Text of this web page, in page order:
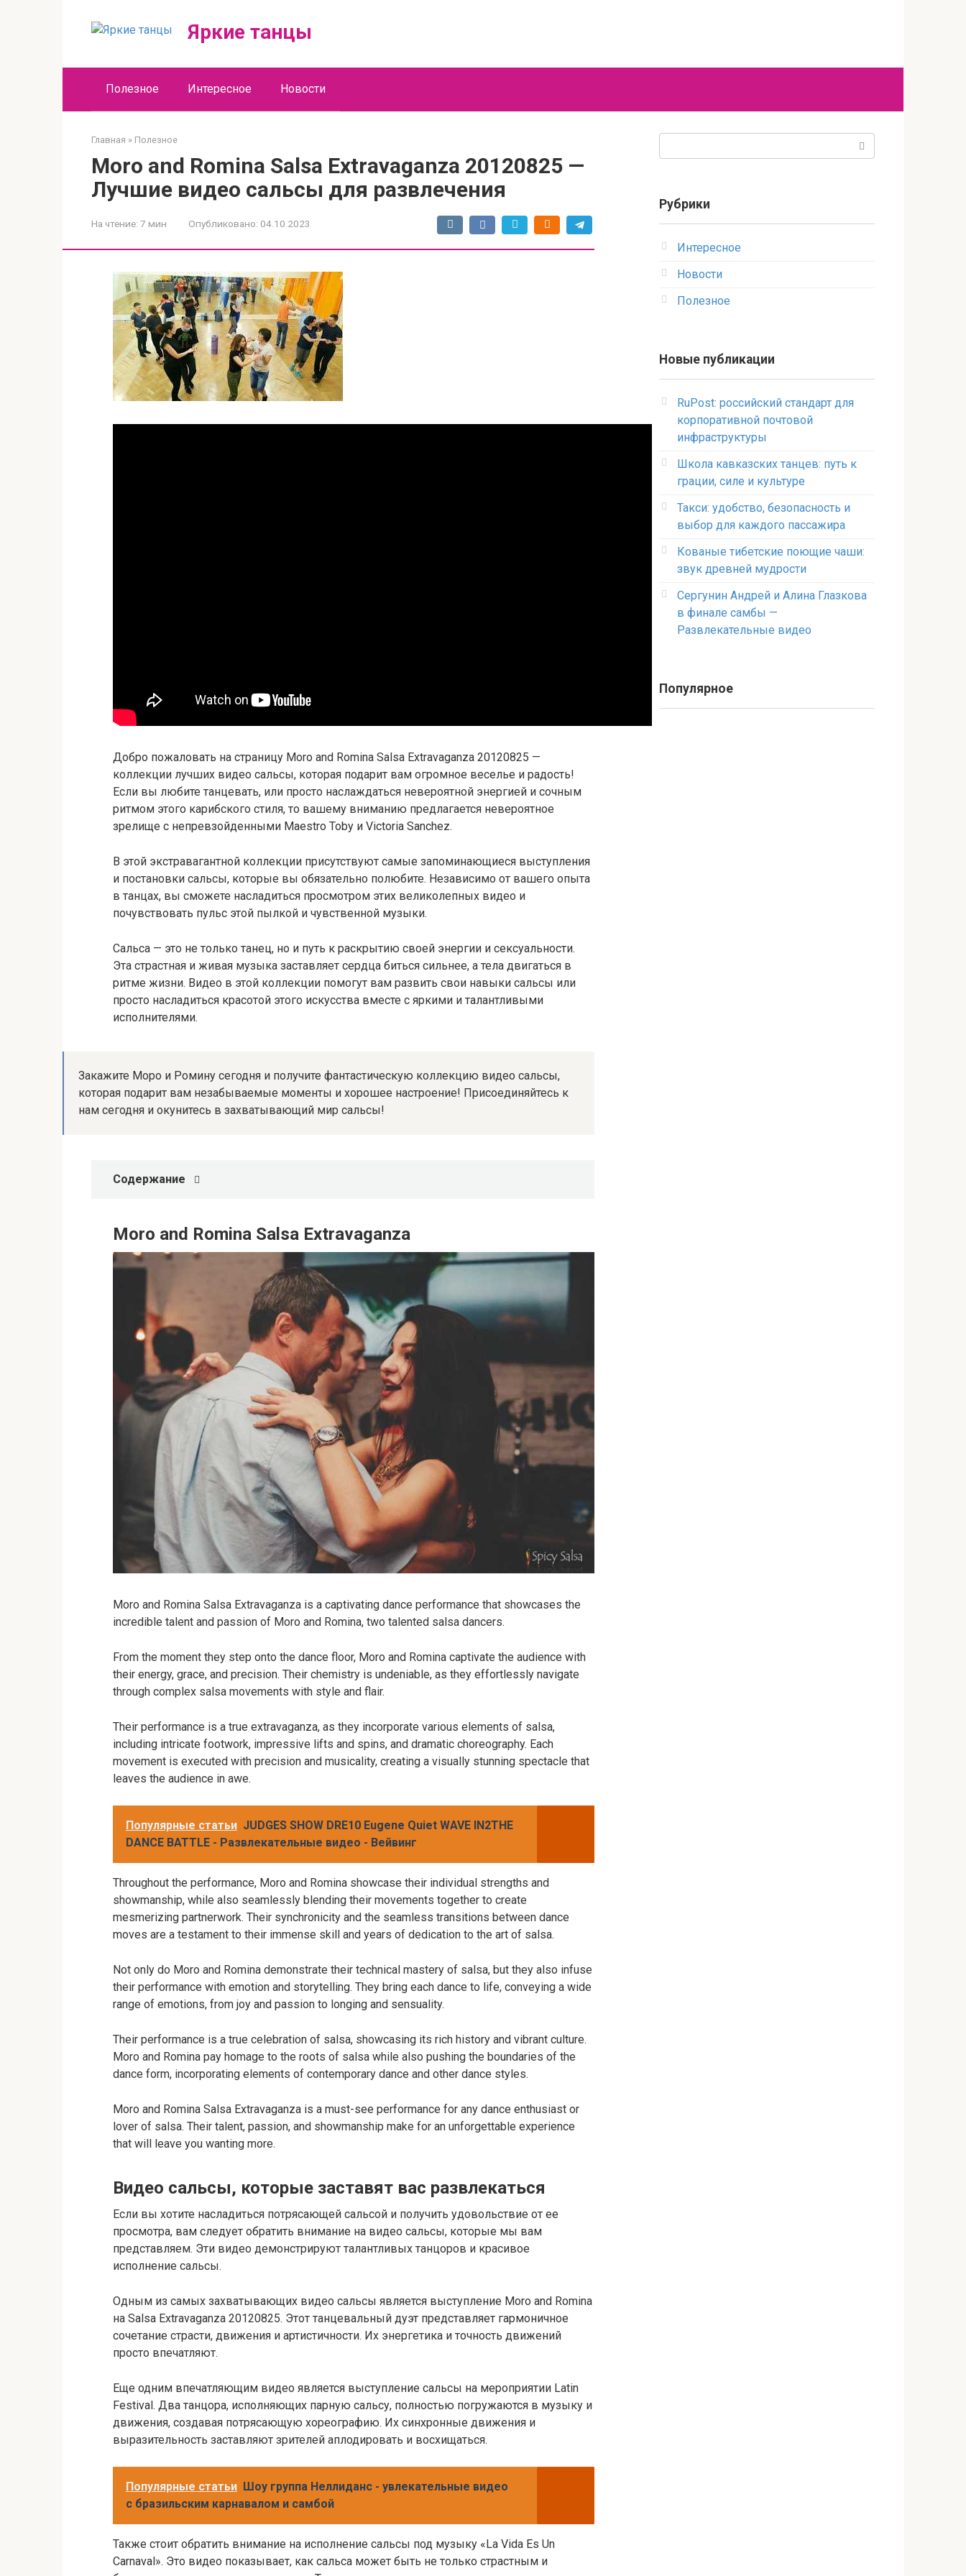
Яркие танцы
Полезное Интересное Новости
Главная » Полезное
Moro and Romina Salsa Extravaganza 20120825 —
Лучшие видео сальсы для развлечения
На чтение: 7 мин Опубликовано: 04.10.2023
Добро пожаловать на страницу Moro and Romina Salsa Extravaganza 20120825 —
коллекции лучших видео сальсы, которая подарит вам огромное веселье и радость!
Если вы любите танцевать, или просто наслаждаться невероятной энергией и сочным
ритмом этого карибского стиля, то вашему вниманию предлагается невероятное
зрелище с непревзойденными Maestro Toby и Victoria Sanchez.
В этой экстравагантной коллекции присутствуют самые запоминающиеся выступления
и постановки сальсы, которые вы обязательно полюбите. Независимо от вашего опыта
в танцах, вы сможете насладиться просмотром этих великолепных видео и
почувствовать пульс этой пылкой и чувственной музыки.
Сальса — это не только танец, но и путь к раскрытию своей энергии и сексуальности.
Эта страстная и живая музыка заставляет сердца биться сильнее, а тела двигаться в
ритме жизни. Видео в этой коллекции помогут вам развить свои навыки сальсы или
просто насладиться красотой этого искусства вместе с яркими и талантливыми
исполнителями.
Закажите Моро и Ромину сегодня и получите фантастическую коллекцию видео сальсы,
которая подарит вам незабываемые моменты и хорошее настроение! Присоединяйтесь к
нам сегодня и окунитесь в захватывающий мир сальсы!
Содержание
Moro and Romina Salsa Extravaganza
Moro and Romina Salsa Extravaganza is a captivating dance performance that showcases the
incredible talent and passion of Moro and Romina, two talented salsa dancers.
From the moment they step onto the dance floor, Moro and Romina captivate the audience with
their energy, grace, and precision. Their chemistry is undeniable, as they effortlessly navigate
through complex salsa movements with style and flair.
Their performance is a true extravaganza, as they incorporate various elements of salsa,
including intricate footwork, impressive lifts and spins, and dramatic choreography. Each
movement is executed with precision and musicality, creating a visually stunning spectacle that
leaves the audience in awe.
Популярные статьи JUDGES SHOW DRE10 Eugene Quiet WAVE IN2THE
DANCE BATTLE - Развлекательные видео - Вейвинг
Throughout the performance, Moro and Romina showcase their individual strengths and
showmanship, while also seamlessly blending their movements together to create
mesmerizing partnerwork. Their synchronicity and the seamless transitions between dance
moves are a testament to their immense skill and years of dedication to the art of salsa.
Not only do Moro and Romina demonstrate their technical mastery of salsa, but they also infuse
their performance with emotion and storytelling. They bring each dance to life, conveying a wide
range of emotions, from joy and passion to longing and sensuality.
Their performance is a true celebration of salsa, showcasing its rich history and vibrant culture.
Moro and Romina pay homage to the roots of salsa while also pushing the boundaries of the
dance form, incorporating elements of contemporary dance and other dance styles.
Moro and Romina Salsa Extravaganza is a must-see performance for any dance enthusiast or
lover of salsa. Their talent, passion, and showmanship make for an unforgettable experience
that will leave you wanting more.
Видео сальсы, которые заставят вас развлекаться
Если вы хотите насладиться потрясающей сальсой и получить удовольствие от ее
просмотра, вам следует обратить внимание на видео сальсы, которые мы вам
представляем. Эти видео демонстрируют талантливых танцоров и красивое
исполнение сальсы.
Одным из самых захватывающих видео сальсы является выступление Moro and Romina
на Salsa Extravaganza 20120825. Этот танцевальный дуэт представляет гармоничное
сочетание страсти, движения и артистичности. Их энергетика и точность движений
просто впечатляют.
Еще одним впечатляющим видео является выступление сальсы на мероприятии Latin
Festival. Два танцора, исполняющих парную сальсу, полностью погружаются в музыку и
движения, создавая потрясающую хореографию. Их синхронные движения и
выразительность заставляют зрителей аплодировать и восхищаться.
Популярные статьи Шоу группа Неллиданс - увлекательные видео
с бразильским карнавалом и самбой
Также стоит обратить внимание на исполнение сальсы под музыку «La Vida Es Un
Carnaval». Это видео показывает, как сальса может быть не только страстным и
Рубрики
Интересное
Новости
Полезное
Новые публикации
RuPost: российский стандарт для
корпоративной почтовой
инфраструктуры
Школа кавказских танцев: путь к
грации, силе и культуре
Такси: удобство, безопасность и
выбор для каждого пассажира
Кованые тибетские поющие чаши:
звук древней мудрости
Сергунин Андрей и Алина Глазкова
в финале самбы —
Развлекательные видео
Популярное